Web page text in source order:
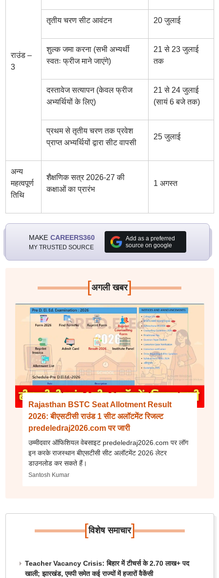
राउंड –
3
तृतीय चरण सीट आवंटन 20 जुलाई
शुल्क जमा करना (सभी अभ्यर्थी
स्वतः फ्रीज माने जाएंगे)
21 से 23 जुलाई
तक
दस्तावेज सत्यापन (केवल फ्रीज
अभ्यर्थियों के लिए)
21 से 24 जुलाई
(सायं 6 बजे तक)
प्रथम से तृतीय चरण तक प्रवेश
प्राप्त अभ्यर्थियों द्वारा सीट वापसी
25 जुलाई
अन्य
महत्वपूर्ण
तिथि
शैक्षणिक सत्र 2026-27 की
कक्षाओं का प्रारंभ
1 अगस्त
MAKE CAREERS360
MY TRUSTED SOURCE
Add as a preferred
source on google
[अगली खबर]
Rajasthan BSTC Seat Allotment Result
2026: बीएसटीसी राउंड 1 सीट अलॉटमेंट रिजल्ट
predeledraj2026.com पर जारी
उम्मीदवार ऑफिशियल वेबसाइट predeledraj2026.com पर लॉग
इन करके राजस्थान बीएसटीसी सीट अलॉटमेंट 2026 लेटर
डाउनलोड कर सकते हैं।
Santosh Kumar
[विशेष समाचार]
Teacher Vacancy Crisis: बिहार में टीचर्स के 2.70 लाख+ पद
खाली; झारखंड, एमपी समेत कई राज्यों में हजारों वैकेंसी